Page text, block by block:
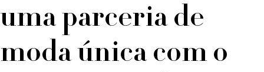
uma parceria de
moda única com o